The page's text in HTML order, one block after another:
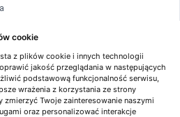
cookie
z plików cookie i innych technologii
jakość przeglądania w następujących
podstawową funkcjonalność serwisu,
wrażenia z korzystania ze strony
zmierzyć Twoje zainteresowanie naszymi
oraz personalizować interakcje